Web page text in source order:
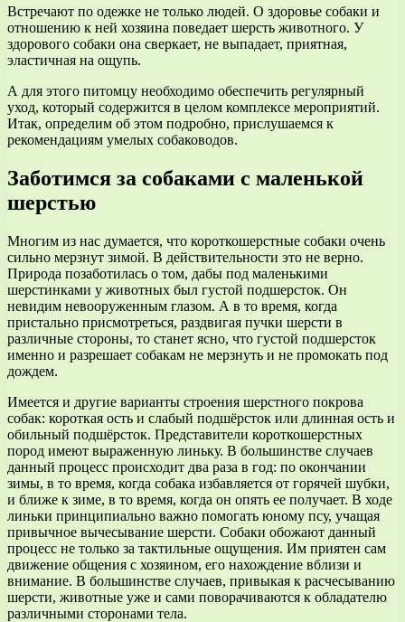
Встречают по одежке не только людей. О здоровье собаки и
отношению к ней хозяина поведает шерсть животного. У
здорового собаки она сверкает, не выпадает, приятная,
эластичная на ощупь.
А для этого питомцу необходимо обеспечить регулярный
уход, который содержится в целом комплексе мероприятий.
Итак, определим об этом подробно, прислушаемся к
рекомендациям умелых собаководов.
Заботимся за собаками с маленькой
шерстью
Многим из нас думается, что короткошерстные собаки очень
сильно мерзнут зимой. В действительности это не верно.
Природа позаботилась о том, дабы под маленькими
шерстинками у животных был густой подшерсток. Он
невидим невооруженным глазом. А в то время, когда
пристально присмотреться, раздвигая пучки шерсти в
различные стороны, то станет ясно, что густой подшерсток
именно и разрешает собакам не мерзнуть и не промокать под
дождем.
Имеется и другие варианты строения шерстного покрова
собак: короткая ость и слабый подшёрсток или длинная ость и
обильный подшёрсток. Представители короткошерстных
пород имеют выраженную линьку. В большинстве случаев
данный процесс происходит два раза в год: по окончании
зимы, в то время, когда собака избавляется от горячей шубки,
и ближе к зиме, в то время, когда он опять ее получает. В ходе
линьки принципиально важно помогать юному псу, учащая
привычное вычесывание шерсти. Собаки обожают данный
процесс не только за тактильные ощущения. Им приятен сам
движение общения с хозяином, его нахождение вблизи и
внимание. В большинстве случаев, привыкая к расчесыванию
шерсти, животные уже и сами поворачиваются к обладателю
различными сторонами тела.